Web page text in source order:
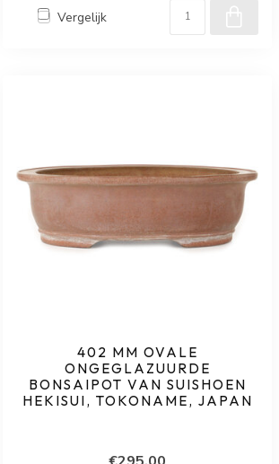
Vergelijk
402 MM OVALE
ONGEGLAZUURDE
BONSAIPOT VAN SUISHOEN
HEKISUI, TOKONAME, JAPAN